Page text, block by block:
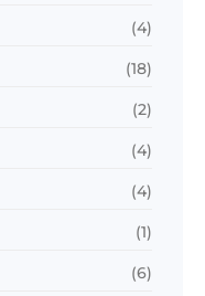
(4)
(18)
(2)
(4)
(4)
(1)
(6)